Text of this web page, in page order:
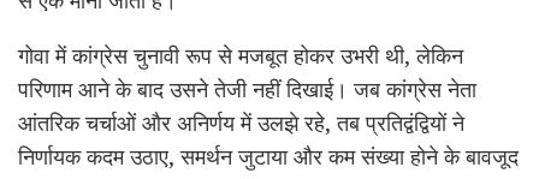
गोवा में कांग्रेस चुनावी रूप से मजबूत होकर उभरी थी, लेकिन
परिणाम आने के बाद उसने तेजी नहीं दिखाई। जब कांग्रेस नेता
आंतरिक चर्चाओं और अनिर्णय में उलझे रहे, तब प्रतिद्वंद्वियों ने
निर्णायक कदम उठाए, समर्थन जुटाया और कम संख्या होने के बावजूद